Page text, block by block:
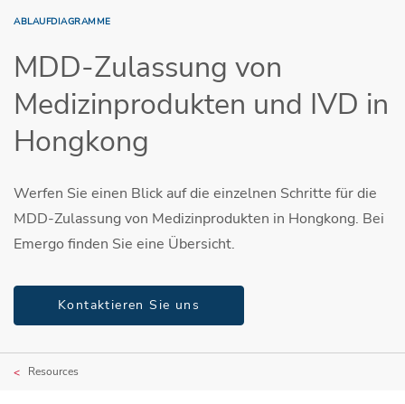
ABLAUFDIAGRAMME
MDD-Zulassung von
Medizinprodukten und IVD in
Hongkong
Werfen Sie einen Blick auf die einzelnen Schritte für die
MDD-Zulassung von Medizinprodukten in Hongkong. Bei
Emergo finden Sie eine Übersicht.
Kontaktieren Sie uns
Resources